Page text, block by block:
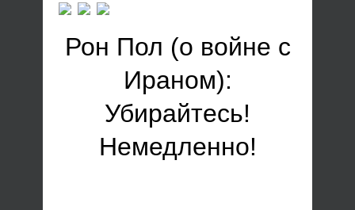
Рон Пол (о войне с
Ираном):
Убирайтесь!
Немедленно!